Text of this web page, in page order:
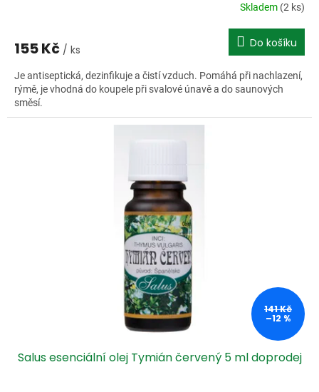
Skladem (2 ks)
155 Kč / ks Do košíku
Je antiseptická, dezinfikuje a čistí vzduch. Pomáhá při nachlazení,
rýmě, je vhodná do koupele při svalové únavě a do saunových
směsí.
141 Kč
–12 %
Salus esenciální olej Tymián červený 5 ml doprodej